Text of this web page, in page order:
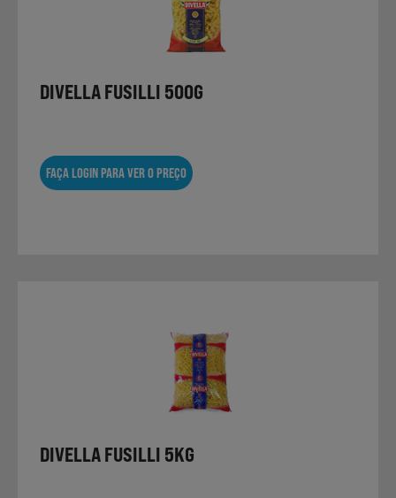
DIVELLA FUSILLI 500G
FAÇA LOGIN PARA VER O PREÇO
DIVELLA FUSILLI 5KG